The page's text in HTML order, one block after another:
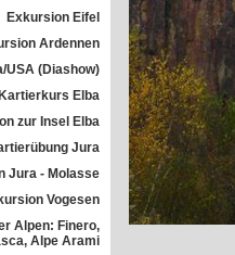
Exkursion Eifel
Ardennen
USA (Diashow)
Kartierkurs Elba
zur Insel Elba
Jura
Jura - Molasse
Vogesen
Alpen: Finero,
Alpe Arami